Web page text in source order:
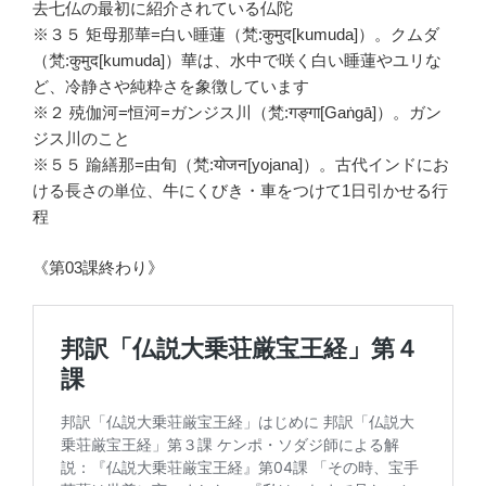
去七仏の最初に紹介されている仏陀
※３５ 矩母那華=白い睡蓮（梵:कुमुद[kumuda]）。クムダ
（梵:कुमुद[kumuda]）華は、水中で咲く白い睡蓮やユリな
ど、冷静さや純粋さを象徴しています
※２ 殑伽河=恒河=ガンジス川（梵:गङ्गा[Gaṅgā]）。ガン
ジス川のこと
※５５ 踰繕那=由旬（梵:योजन[yojana]）。古代インドにお
ける長さの単位、牛にくびき・車をつけて1日引かせる行
程
《第03課終わり》